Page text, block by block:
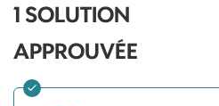
1 SOLUTION
APPROUVÉE